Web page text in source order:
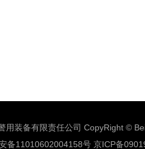
用装备有限责任公司 CopyRight ©
备11010602004158号 京ICP备